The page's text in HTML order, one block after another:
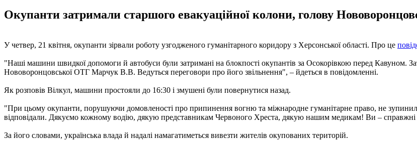
Окупанти затримали старшого евакуаційної колони, голову
У четвер, 21 квітня, окупанти зірвали роботу узгодженого гуманітарного коридору з Херсонської області. Про це
"Наші машини швидкої допомоги й автобуси були затримані на блокпості окупантів за Осокорівкою перед Кавуном.
Нововоронцовської ОТГ Марчук В.В. Ведуться переговори про його звільнення", – йдеться в повідомленні.
Як розповів Вілкул, машини простояли до 16:30 і змушені були повернутися назад.
"При цьому окупанти, порушуючи домовленості про припинення вогню та міжнародне гуманітарне право, не
відповідали. Дякуємо кожному водію, дякую представникам Червоного Хреста, дякую нашим медикам! Ви – справжні
За його словами, українська влада й надалі намагатиметься вивезти жителів окупованих територій.